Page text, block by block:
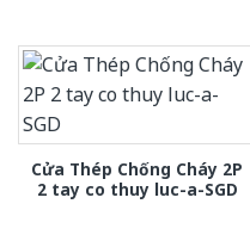
Cửa Thép Chống Cháy 2P
2 tay co thuy luc-a-SGD